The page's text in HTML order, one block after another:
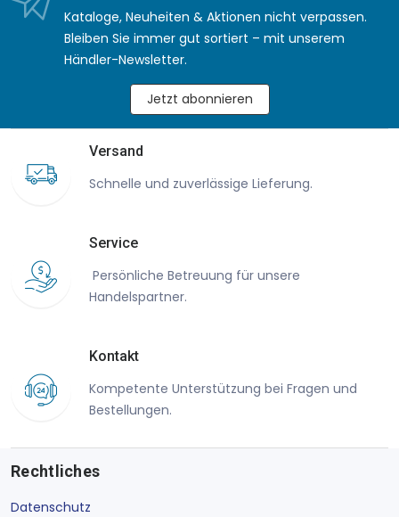
Kataloge, Neuheiten & Aktionen nicht verpassen.
Bleiben Sie immer gut sortiert – mit unserem
Händler-Newsletter.
Jetzt abonnieren
Versand
Schnelle und zuverlässige Lieferung.
Service
Persönliche Betreuung für unsere
Handelspartner.
Kontakt
Kompetente Unterstützung bei Fragen und
Bestellungen.
Rechtliches
Datenschutz